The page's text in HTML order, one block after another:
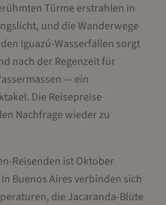
Türme erstrahlen in
und die Wanderwege
Iguazú-Wasserfällen sorgt
nach der Regenzeit für
— ein
Die Reisepreise
Nachfrage wieder zu
Reisenden ist Oktober
Buenos Aires verbinden sich
die Jacaranda-Blüte